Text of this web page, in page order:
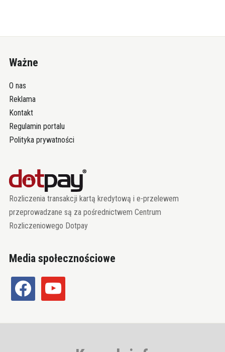
Ważne
O nas
Reklama
Kontakt
Regulamin portalu
Polityka prywatności
Rozliczenia transakcji kartą kredytową i e-przelewem
przeprowadzane są za pośrednictwem Centrum
Rozliczeniowego Dotpay
Media społecznościowe
facebook youtube